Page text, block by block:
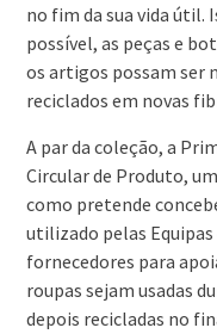
no fim da sua vida útil.
possível, as peças e
os artigos possam ser
reciclados em novas
A par da coleção, a
Circular de Produto,
como pretende
utilizado pelas
fornecedores para
roupas sejam usadas
depois recicladas no